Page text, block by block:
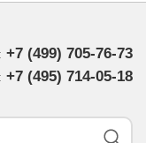
+7 (499) 705-76-73
+7 (495) 714-05-18‬